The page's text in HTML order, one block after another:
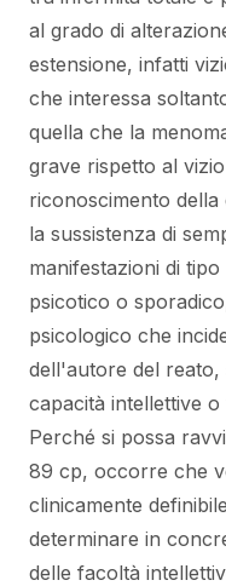
al grado di
estensione, infatti
che interessa
quella che la
grave rispetto al
riconoscimento della
la sussistenza di
manifestazioni di
psicotico o
psicologico che
dell'autore del reato,
capacità intellettive
Perché si possa
89 cp, occorre che
clinicamente
determinare in
delle facoltà